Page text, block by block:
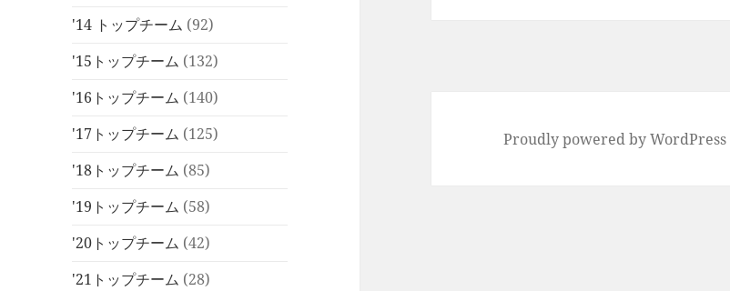
'14 トップチーム (92)
'15トップチーム (132)
'16トップチーム (140)
'17トップチーム (125)
'18トップチーム (85)
'19トップチーム (58)
'20トップチーム (42)
'21トップチーム (28)
Proudly powered by WordPress